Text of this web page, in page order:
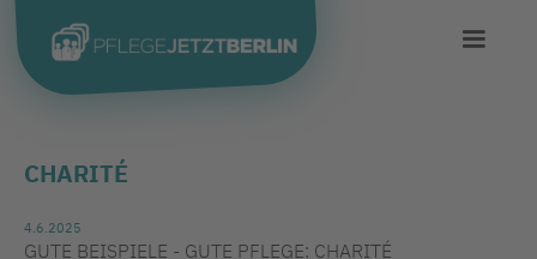
CHARITÉ
4.6.2025
GUTE BEISPIELE - GUTE PFLEGE: CHARITÉ